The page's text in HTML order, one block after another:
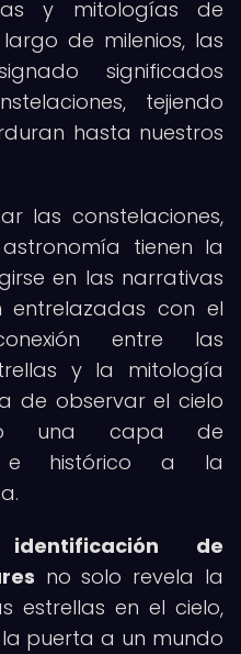
y mitologías de
de milenios, las
significados
tejiendo
hasta nuestros
las constelaciones,
tienen la
en las narrativas
entrelazadas con el
entre las
y la mitología
de observar el cielo
una capa de
e histórico a la
identificación de
no solo revela la
estrellas en el cielo,
puerta a un mundo